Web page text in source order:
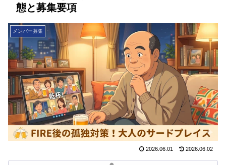
態と募集要項
メンバー募集
2026.06.01 2026.06.02